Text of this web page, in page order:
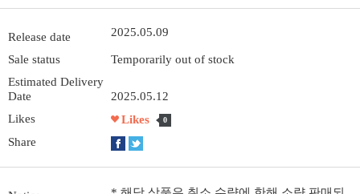
Release date 2025.05.09
Sale status
Temporarily out of stock
Estimated Delivery
Date
2025.05.12
Likes
Likes 0
Share